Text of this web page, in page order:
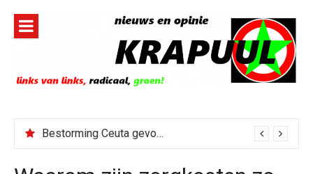
inhoud
Bestorming Ceuta gevolg van op sociale media verspreide hoax?